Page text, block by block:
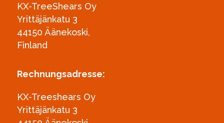
KX-TreeShears Oy
Yrittäjänkatu 3
44150 Äänekoski,
Finland
Rechnungsadresse:
KX-Treeshears Oy
Yrittäjänkatu 3